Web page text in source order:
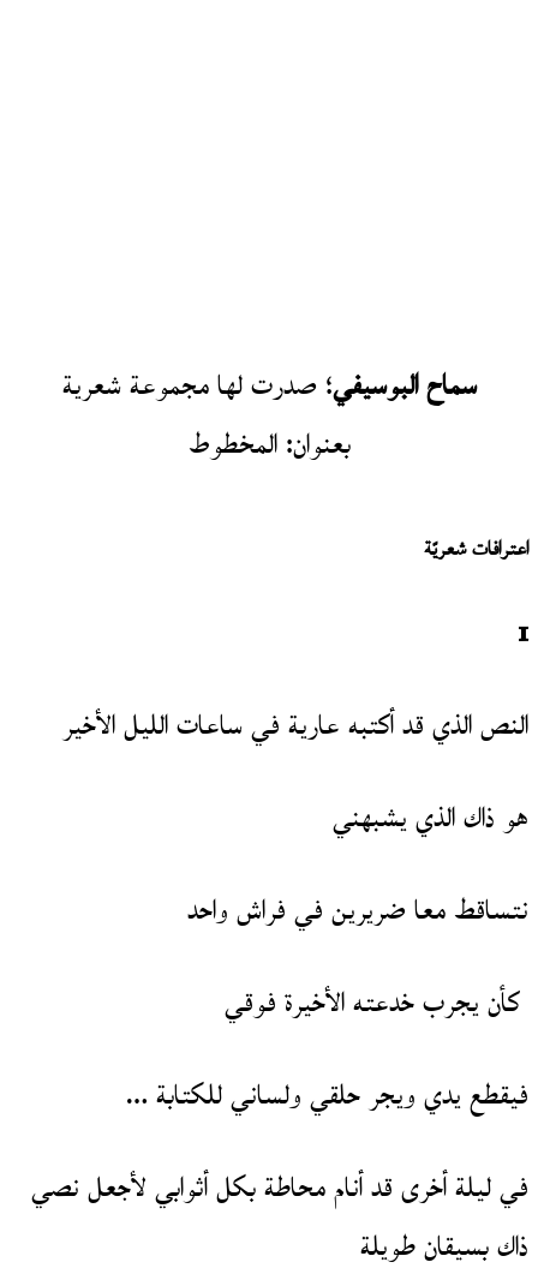
سماح البوسيفي؛ صدرت لها مجموعة شعرية
بعنوان: المخطوط
اعترافاتشعريّة
1
النص الذي قد أكتبه عارية في ساعات الليل الأخير
هو ذاك الذي يشبهني
نتساقط معا ضريرين في فراش واحد
كأن يجرب خدعته الأخيرة فوقي
فيقطع يدي ويجر حلقي ولساني للكتابة …
في ليلة أخرى قد أنام محاطة بكل أثوابي لأجعل نصي
ذاك بسيقان طويلة